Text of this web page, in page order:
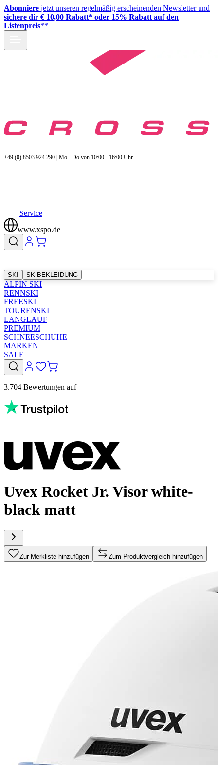
Abonniere jetzt unseren regelmäßig erscheinenden Newsletter und
sichere dir € 10,00 Rabatt* oder 15% Rabatt auf den
Listenpreis**
+49 (0) 8503 924 290 | Mo - Do von 10:00 - 16:00 Uhr
Service
www.xspo.de
SKI SKIBEKLEIDUNG
ALPIN SKI
RENNSKI
FREESKI
TOURENSKI
LANGLAUF
PREMIUM
SCHNEESCHUHE
MARKEN
SALE
3.704 Bewertungen auf
Uvex Rocket Jr. Visor white-
black matt
Zur Merkliste hinzufügen Zum Produktvergleich hinzufügen